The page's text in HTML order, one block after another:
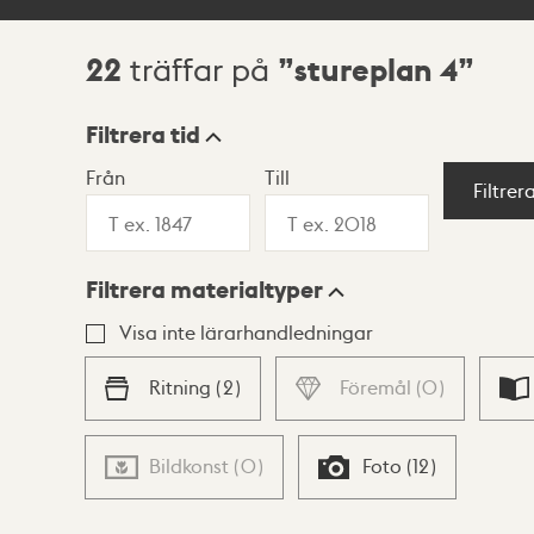
Sökresultat
22 träffar på stureplan 4
Visningsläge
Lista Karta
Filtrera tid
Från Till
Filtrera materialtyper
Visa inte lärarhandledningar
Ritning (2) Föremål (0)
Bildkonst (0) Foto (12)